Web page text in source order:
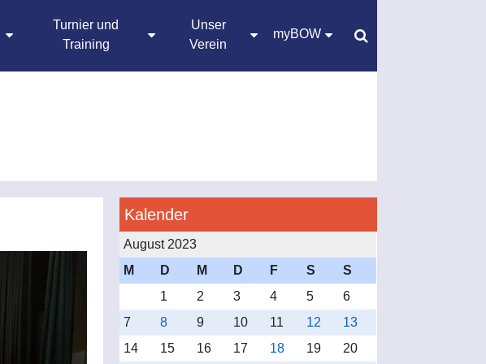
Turnier und
Training
Unser
Verein
myBOW
Kalender
August 2023
M
D M D F S
S
1
2 3 4 5
6
7
8 9 10 11 12
13
14
15 16 17 18 19
20